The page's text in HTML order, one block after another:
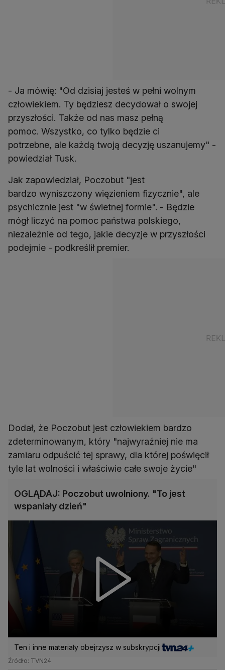
- Ja mówię: "Od dzisiaj jesteś w pełni wolnym
człowiekiem. Ty będziesz decydował o swojej
przyszłości. Także od nas masz pełną
pomoc. Wszystko, co tylko będzie ci
potrzebne, ale każdą twoją decyzję uszanujemy" -
powiedział Tusk.
Jak zapowiedział, Poczobut "jest
bardzo wyniszczony więzieniem fizycznie", ale
psychicznie jest "w świetnej formie". - Będzie
mógł liczyć na pomoc państwa polskiego,
niezależnie od tego, jakie decyzje w przyszłości
podejmie - podkreślił premier.
Dodał, że Poczobut jest człowiekiem bardzo
zdeterminowanym, który "najwyraźniej nie ma
zamiaru odpuścić tej sprawy, dla której poświęcił
tyle lat wolności i właściwie całe swoje życie"
OGLĄDAJ: Poczobut uwolniony. "To jest
wspaniały dzień"
Ten i inne materiały obejrzysz w subskrypcji
Źródło: TVN24